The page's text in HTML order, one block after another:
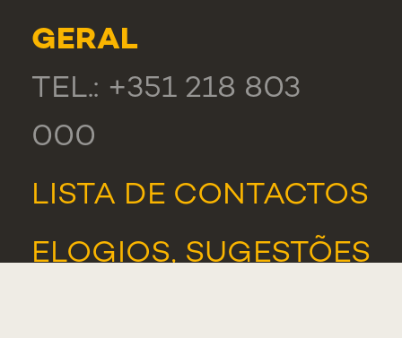
GERAL
TEL.: +351 218 803
000
LISTA DE CONTACTOS
ELOGIOS, SUGESTÕES